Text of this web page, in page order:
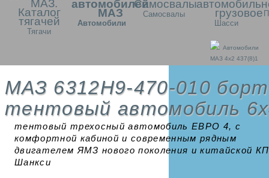
Тягачи
Автомобили
Самосвалы
Шасси
Автомобили
МАЗ 4x2 437(8)1
МАЗ 6312H9-470-010
тентовый автомобиль
тентовый трехосный автомобиль ЕВРО 4, с
комфортной кабиной и современным рядным
двигателем ЯМЗ нового поколения и китайской
Шанкси